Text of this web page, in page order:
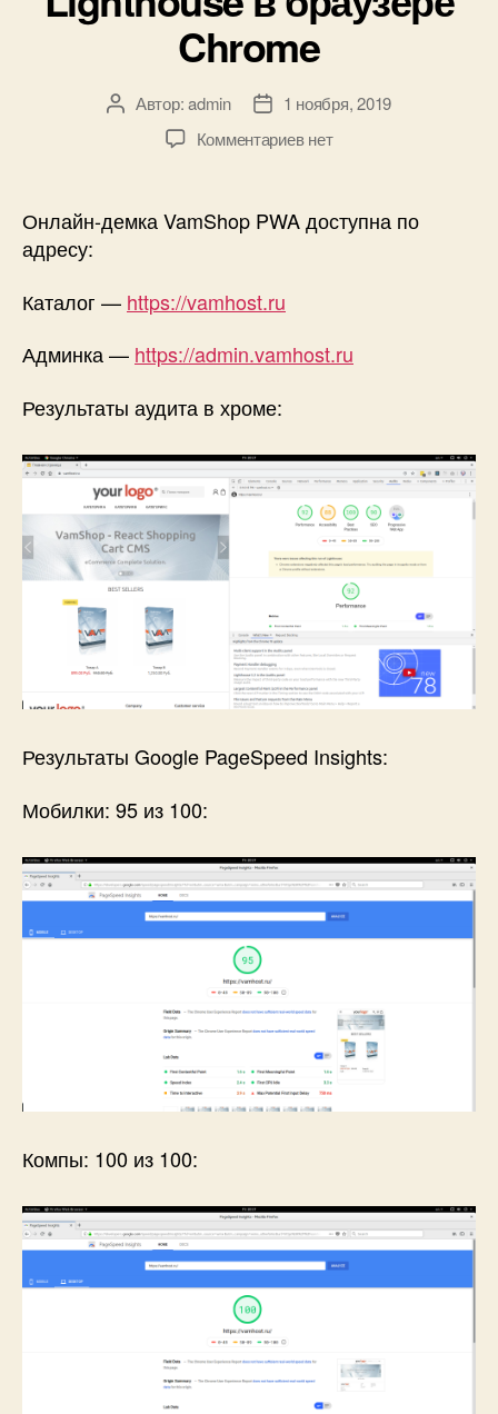
Chrome
АвторАвтор:admin
Дата1 ноября, 2019
Комментариевк
—
Insights
в
браузере
Chrome
нет
Онлайн-демка VamShop PWA доступна по
адресу:
Каталог — https://vamhost.ru
Админка — https://admin.vamhost.ru
Результаты аудита в хроме:
Результаты Google PageSpeed Insights:
Мобилки: 95 из 100:
Компы: 100 из 100: